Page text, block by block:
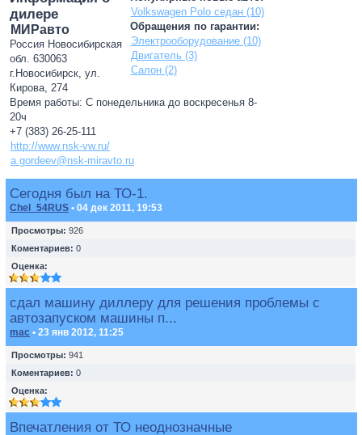
Volkswagen Polo седан (10)
Обращения по гарантии:
Электрооборудование (10)
Двигатель (3)
Салон (2)
дилере
МИРавто
Россия Новосибирская
обл. 630063
г.Новосибирск, ул.
Кирова, 274
Время работы: С понедельника до воскресенья 8-
20ч
+7 (383) 26-25-111
http://www.nsk-vw.ru/
a.gordeev@nsk-miravto.ru
Сегодня был на ТО-1.
Chel_54RUS • 04 дек 2011, 19:53
Просмотры: 926
Коментариев: 0
Оценка:
сдал машину диллеру для решения проблемы с
автозапуском машины п...
mac • 23 янв 2012, 11:25
Просмотры: 941
Коментариев: 0
Оценка:
Впечатления от ТО неоднозначные